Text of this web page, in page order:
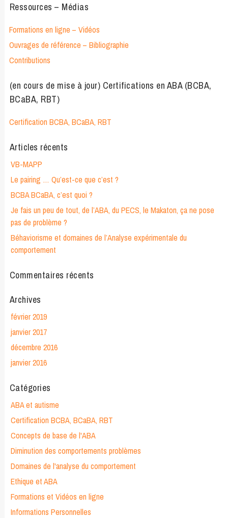
Ressources – Médias
Formations en ligne – Vidéos
Ouvrages de référence – Bibliographie
Contributions
(en cours de mise à jour) Certifications en ABA (BCBA,
BCaBA, RBT)
Certification BCBA, BCaBA, RBT
Articles récents
VB-MAPP
Le pairing … Qu’est-ce que c’est ?
BCBA BCaBA, c’est quoi ?
Je fais un peu de tout, de l’ABA, du PECS, le Makaton, ça ne pose
pas de problème ?
Béhaviorisme et domaines de l’Analyse expérimentale du
comportement
Commentaires récents
Archives
février 2019
janvier 2017
décembre 2016
janvier 2016
Catégories
ABA et autisme
Certification BCBA, BCaBA, RBT
Concepts de base de l'ABA
Diminution des comportements problèmes
Domaines de l'analyse du comportement
Ethique et ABA
Formations et Vidéos en ligne
Informations Personnelles